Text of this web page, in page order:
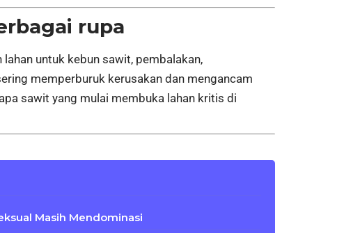
rupa
lahan untuk kebun sawit, pembalakan,
memperburuk kerusakan dan mengancam
sawit yang mulai membuka lahan kritis di
Masih Mendominasi